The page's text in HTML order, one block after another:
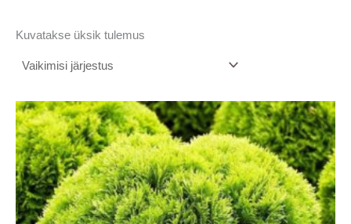
Kuvatakse üksik tulemus